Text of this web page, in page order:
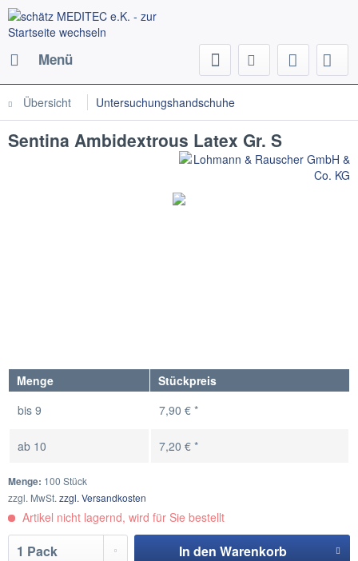
Menü
Übersicht Untersuchungshandschuhe
Sentina Ambidextrous Latex Gr. S
Menge
Stückpreis
bis 9 7,90 € *
ab 10 7,20 € *
Menge: 100 Stück
zzgl. MwSt. zzgl. Versandkosten
Artikel nicht lagernd, wird für Sie bestellt
In den Warenkorb